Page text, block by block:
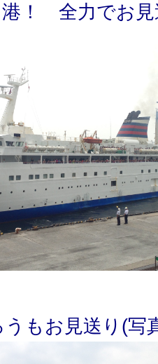
港！ 全力でお見
もお見送り(写